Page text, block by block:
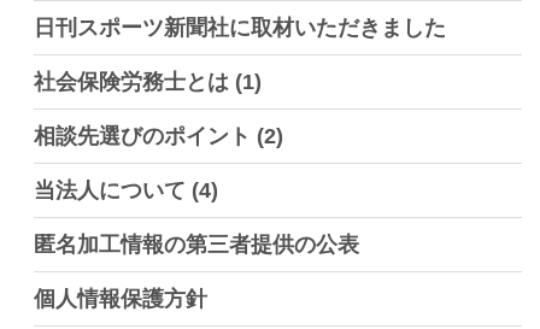
日刊スポーツ新聞社に取材いただきました
社会保険労務士とは (1)
相談先選びのポイント (2)
当法人について (4)
匿名加工情報の第三者提供の公表
個人情報保護方針